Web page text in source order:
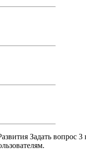
Задать вопрос 3